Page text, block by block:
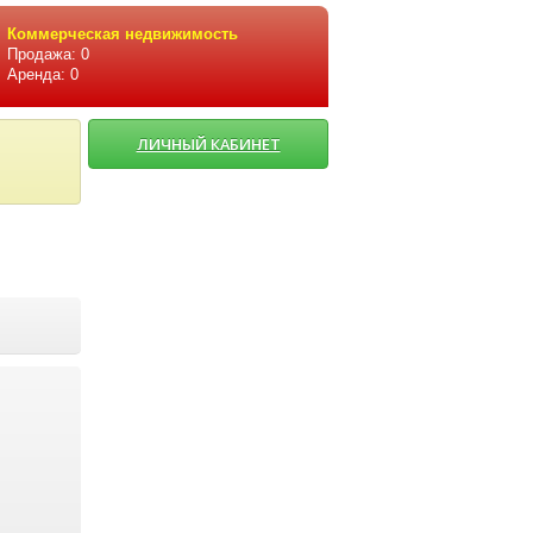
Коммерческая недвижимость
Продажа: 0
Аренда: 0
ЛИЧНЫЙ КАБИНЕТ